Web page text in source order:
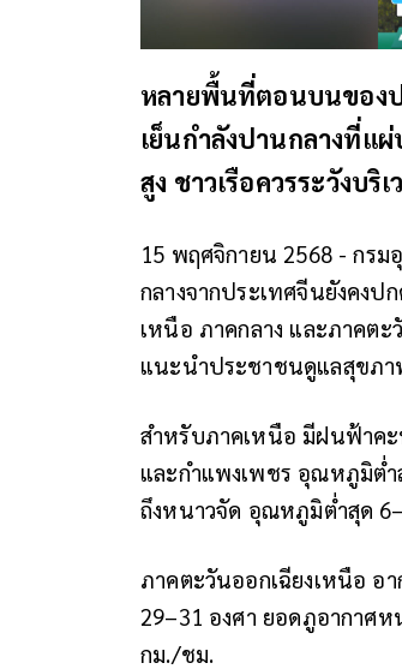
หลายพื้นที่ตอนบนของป
เย็นกำลังปานกลางที่แ
สูง ชาวเรือควรระวังบ
15 พฤศจิกายน 2568 - กรม
กลางจากประเทศจีนยังคง
เหนือ ภาคกลาง และภาคต
แนะนำประชาชนดูแลสุขภา
สำหรับภาคเหนือ มีฝนฟ้าคะ
และกำแพงเพชร อุณหภูมิต่ำ
ถึงหนาวจัด อุณหภูมิต่ำสุด
ภาคตะวันออกเฉียงเหนือ อ
29–31 องศา ยอดภูอากาศ
กม./ชม.